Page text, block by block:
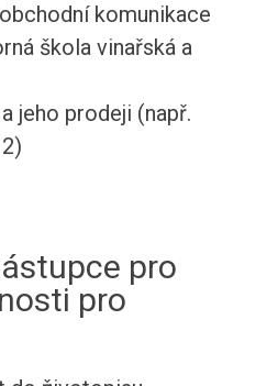
komunikace
škola vinařská a
jeho prodeji (např.
pro
pro